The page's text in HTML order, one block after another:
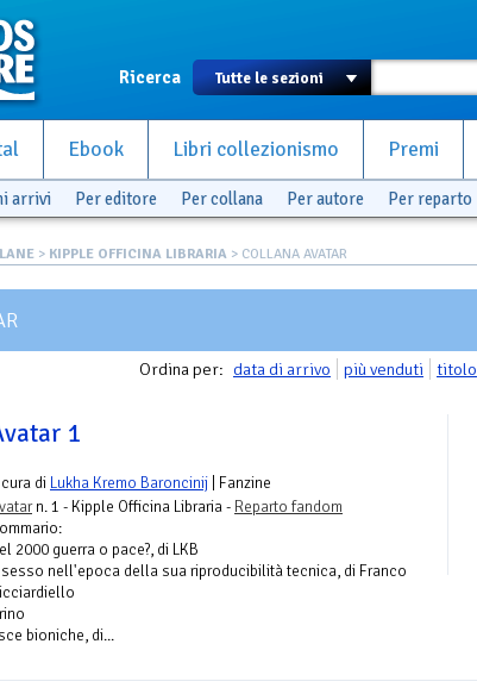
Ricerca
Ebook Libri collezionismo Premi
arrivi Per editore Per collana Per autore Per reparto
> KIPPLE OFFICINA LIBRARIA > COLLANA AVATAR
Ordina per: data di arrivo più venduti titolo
1
di Lukha Kremo Baroncinij | Fanzine
n. 1 - Kipple Officina Libraria - Reparto fandom
2000 guerra o pace?, di LKB
nell'epoca della sua riproducibilità tecnica, di Franco
bioniche, di...